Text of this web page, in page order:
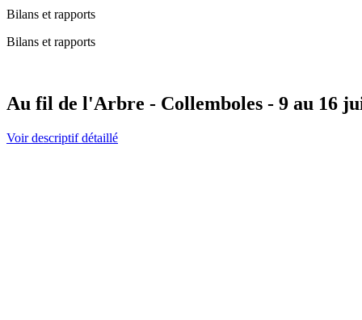
Bilans et rapports
Bilans et rapports
Au fil de l'Arbre - Collemboles - 9 au 16
Voir descriptif détaillé